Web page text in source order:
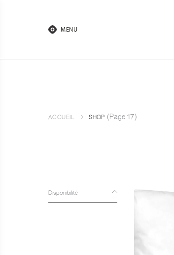
MENU
ACCUEIL SHOP (Page 17)
Disponibilité